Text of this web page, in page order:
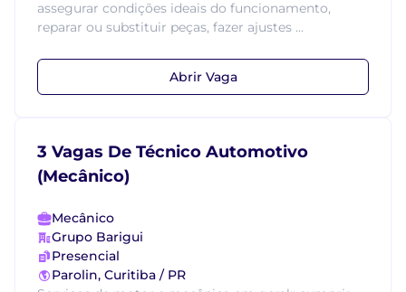
assegurar condições ideais do funcionamento,
reparar ou substituir peças, fazer ajustes ...
Abrir Vaga
3 Vagas De Técnico Automotivo
(Mecânico)
Mecânico
Grupo Barigui
Presencial
Parolin, Curitiba / PR